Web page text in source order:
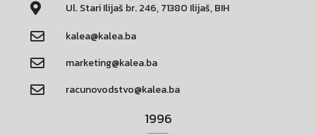
Ul. Stari Ilijaš br. 246, 71380 Ilijaš, BIH
kalea@kalea.ba
marketing@kalea.ba
racunovodstvo@kalea.ba
1996